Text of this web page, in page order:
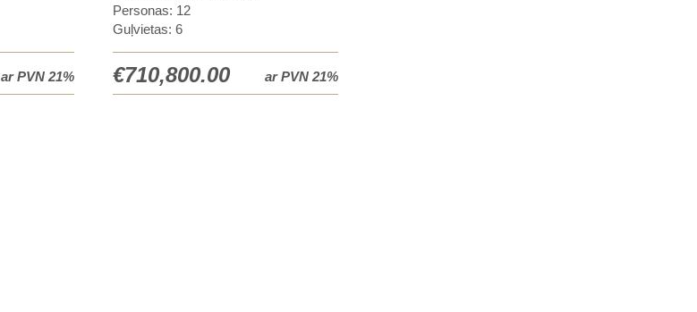
ar PVN 21%
Personas: 12
Guļvietas: 6
ar PVN 21%
€710,800.00